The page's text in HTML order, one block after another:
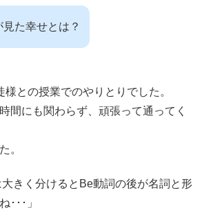
見た幸せとは？
との授業でのやりとりでした。
間にも関わらず、頑張って通ってく
。
大きく分けるとBe動詞の後が名詞と形
･･･」